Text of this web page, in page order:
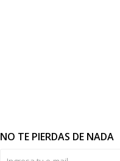
NO TE PIERDAS DE NADA